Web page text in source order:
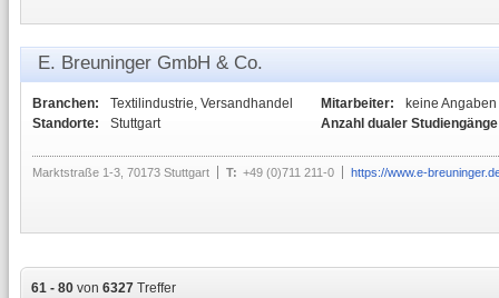
E. Breuninger GmbH & Co.
Branchen:
Textilindustrie, Versandhandel
Standorte:
Stuttgart
Mitarbeiter:
keine Angaben
Anzahl dualer
Marktstraße 1-3, 70173 Stuttgart T: +49 (0)711 211-0 https://www.e-
61 - 80 von 6327 Treffer